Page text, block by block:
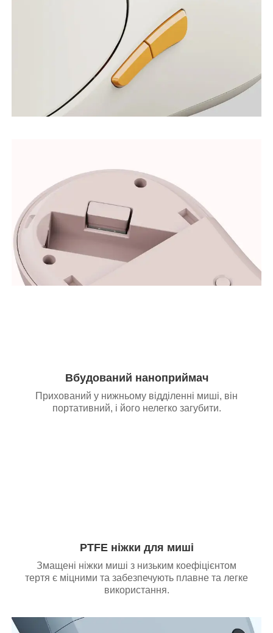
Вбудований наноприймач
Прихований у нижньому відділенні миші, він
портативний, і його нелегко загубити.
PTFE ніжки для миші
Змащені ніжки миші з низьким коефіцієнтом
тертя є міцними та забезпечують плавне та легке
використання.